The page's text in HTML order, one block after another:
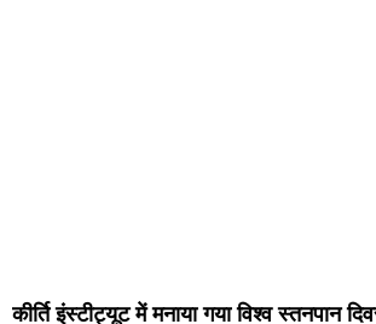
कीर्ति इंस्टीट्यूट में मनाया गया विश्व स्तनपान